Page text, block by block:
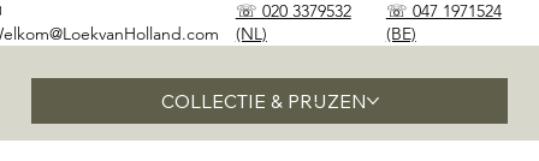
COLLECTIE & PRIJZEN
☏ 020 3379532
(NL)
☏ 047 1971524
(BE)